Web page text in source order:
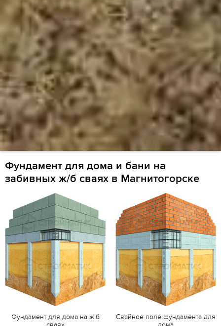
Фундамент для дома и бани на
забивных ж/б сваях в Магнитогорске
Фундамент для дома на ж.б
Свайное поле фундамента для